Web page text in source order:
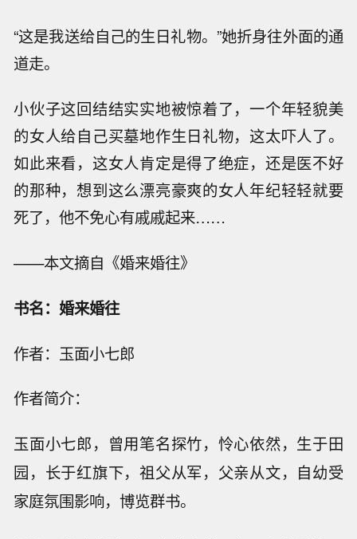
“这是我送给自己的生日礼物。”她折身往外面的通
道走。
小伙子这回结结实实地被惊着了，一个年轻貌美
的女人给自己买墓地作生日礼物，这太吓人了。
如此来看，这女人肯定是得了绝症，还是医不好
的那种，想到这么漂亮豪爽的女人年纪轻轻就要
死了，他不免心有戚戚起来……
——本文摘自《婚来婚往》
书名：婚来婚往
作者：玉面小七郎
作者简介：
玉面小七郎，曾用笔名探竹，怜心依然，生于田
园，长于红旗下，祖父从军，父亲从文，自幼受
家庭氛围影响，博览群书。